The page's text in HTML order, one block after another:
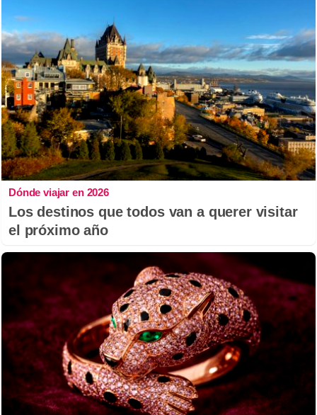
Dónde viajar en 2026
Los destinos que todos van a querer visitar
el próximo año